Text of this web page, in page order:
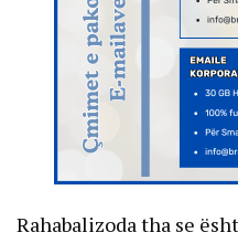
Rahabalizoda tha se